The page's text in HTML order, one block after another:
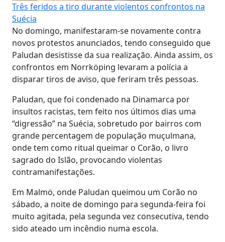
Três feridos a tiro durante violentos confrontos na
Suécia
No domingo, manifestaram-se novamente contra
novos protestos anunciados, tendo conseguido que
Paludan desistisse da sua realização. Ainda assim, os
confrontos em Norrköping levaram a polícia a
disparar tiros de aviso, que feriram três pessoas.
Paludan, que foi condenado na Dinamarca por
insultos racistas, tem feito nos últimos dias uma
“digressão” na Suécia, sobretudo por bairros com
grande percentagem de população muçulmana,
onde tem como ritual queimar o Corão, o livro
sagrado do Islão, provocando violentas
contramanifestações.
Em Malmö, onde Paludan queimou um Corão no
sábado, a noite de domingo para segunda-feira foi
muito agitada, pela segunda vez consecutiva, tendo
sido ateado um incêndio numa escola.